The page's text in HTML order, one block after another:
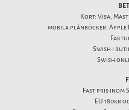
Kort: Visa,
mobila plånböcker: Apple
Swish i
Swish
Fast pris inom
EU 180kr